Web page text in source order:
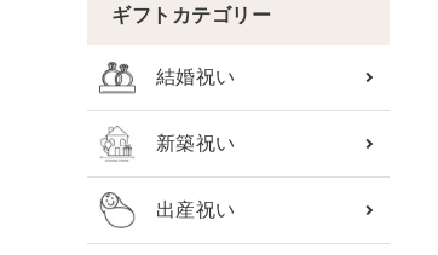
ギフトカテゴリー
結婚祝い
新築祝い
出産祝い